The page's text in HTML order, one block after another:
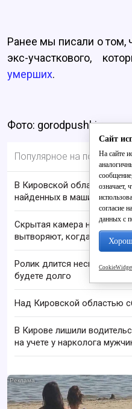
Ранее мы писали о том,
экс-участкового,
умерших.
Фото: gorodpushkin.ru
Популярное на портале
В Кировской области
найденных в машине в
Скрытая камера на пляже
вытворяют, когда их не
Ролик длится несколько
будете долго
Над Кировской областью
В Кирове лишили
на учете у нарколога
Сайт
На сайте
означает,
согласие
данных с